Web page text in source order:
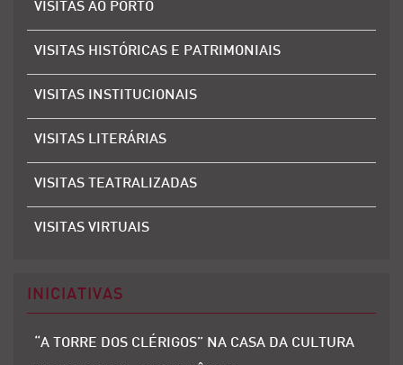
VISITAS AO PORTO
VISITAS HISTÓRICAS E PATRIMONIAIS
VISITAS INSTITUCIONAIS
VISITAS LITERÁRIAS
VISITAS TEATRALIZADAS
VISITAS VIRTUAIS
INICIATIVAS
“A TORRE DOS CLÉRIGOS” NA CASA DA CULTURA